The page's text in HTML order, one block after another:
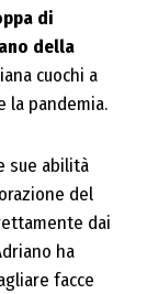
di
della
cuochi a
la pandemia.
sue abilità
del
dai
ha
facce